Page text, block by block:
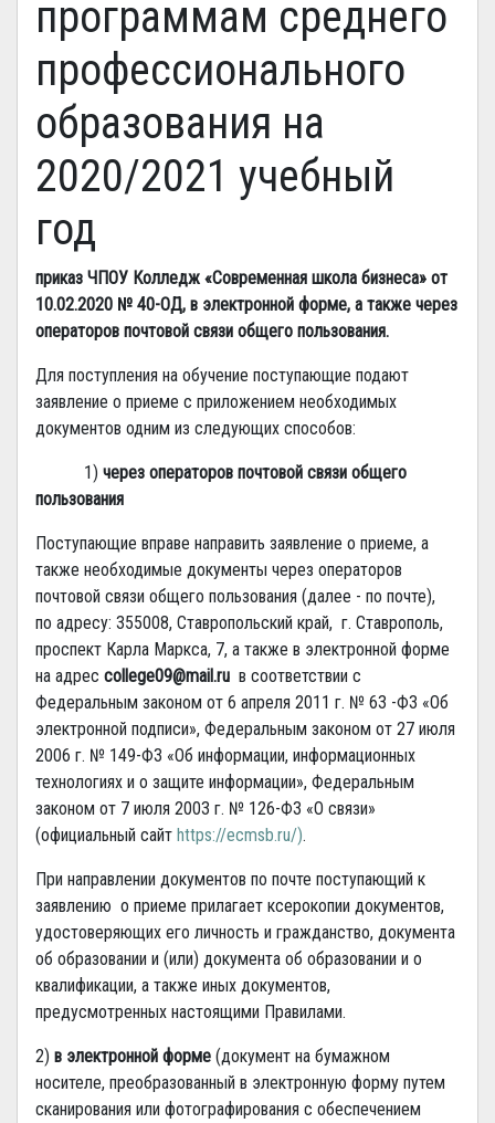
программам среднего
профессионального
образования на
2020/2021 учебный
год
приказ ЧПОУ Колледж «Современная школа бизнеса» от
10.02.2020 № 40-ОД, в электронной форме, а также через
операторов почтовой связи общего пользования.
Для поступления на обучение поступающие подают
заявление о приеме с приложением необходимых
документов одним из следующих способов:
1) через операторов почтовой связи общего
пользования
Поступающие вправе направить заявление о приеме, а
также необходимые документы через операторов
почтовой связи общего пользования (далее - по почте),
по адресу: 355008, Ставропольский край, г. Ставрополь,
проспект Карла Маркса, 7, а также в электронной форме
на адрес college09@mail.ru в соответствии с
Федеральным законом от 6 апреля 2011 г. № 63 -ФЗ «Об
электронной подписи», Федеральным законом от 27 июля
2006 г. № 149-ФЗ «Об информации, информационных
технологиях и о защите информации», Федеральным
законом от 7 июля 2003 г. № 126-ФЗ «О связи»
(официальный сайт https://ecmsb.ru/).
При направлении документов по почте поступающий к
заявлению о приеме прилагает ксерокопии документов,
удостоверяющих его личность и гражданство, документа
об образовании и (или) документа об образовании и о
квалификации, а также иных документов,
предусмотренных настоящими Правилами.
2) в электронной форме (документ на бумажном
носителе, преобразованный в электронную форму путем
сканирования или фотографирования с обеспечением